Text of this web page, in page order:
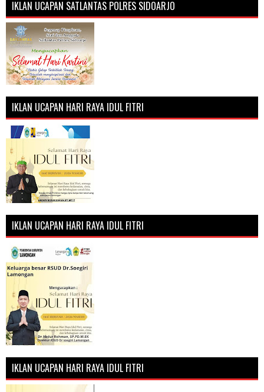
IKLAN UCAPAN SATLANTAS POLRES SIDOARJO
IKLAN UCAPAN HARI RAYA IDUL FITRI
IKLAN UCAPAN HARI RAYA IDUL FITRI
IKLAN UCAPAN HARI RAYA IDUL FITRI